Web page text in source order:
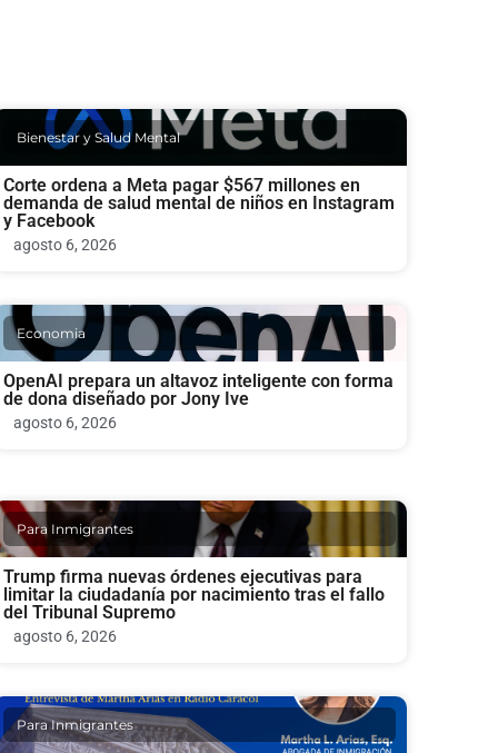
Bienestar y Salud Mental
Corte ordena a Meta pagar $567 millones en
demanda de salud mental de niños en Instagram
y Facebook
agosto 6, 2026
Economia
OpenAI prepara un altavoz inteligente con forma
de dona diseñado por Jony Ive
agosto 6, 2026
Para Inmigrantes
Trump firma nuevas órdenes ejecutivas para
limitar la ciudadanía por nacimiento tras el fallo
del Tribunal Supremo
agosto 6, 2026
Para Inmigrantes